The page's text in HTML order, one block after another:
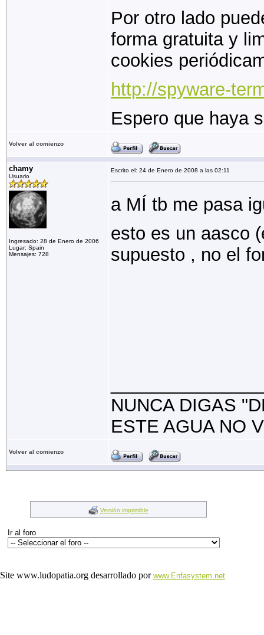
Por otro lado
forma gratuita y
cookies
http://spyware-
Espero que haya
Volver al comienzo
chamy
Usuario
Ingresado: 28 de Enero de 2006
Lugar: Spain
Mensajes: 728
Escrito el: 24 de Enero de 2008 a las 02:11
a MÍ tb me pasa
esto es un aasco
supuesto , no el
NUNCA DIGAS
ESTE AGUA NO
Volver al comienzo
Versión imprimible
Ir al foro
Site www.ludopatia.org desarrollado por www.Enfasystem.net